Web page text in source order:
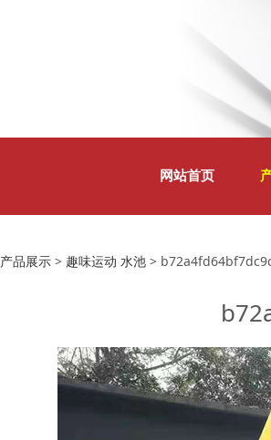
网站首页
产品展示 > 趣味运动 水池 >